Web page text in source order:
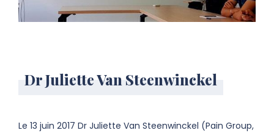
Dr Juliette Van Steenwinckel
Le 13 juin 2017 Dr Juliette Van Steenwinckel (Pain Group,